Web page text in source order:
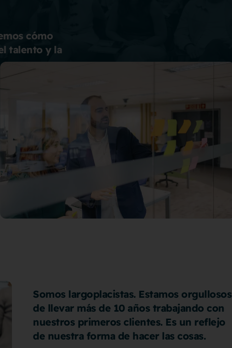
cómo
talento y la
Somos largoplacistas. Estamos orgullosos
de llevar más de 10 años trabajando con
nuestros primeros clientes. Es un reflejo
de nuestra forma de hacer las cosas.